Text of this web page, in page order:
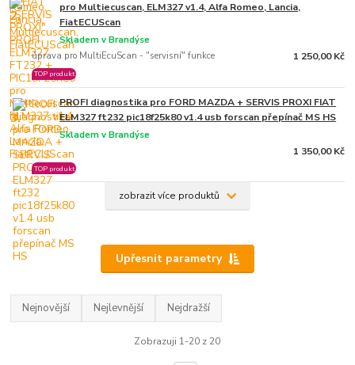
2.
pro Multiecuscan, ELM327 v1.4, Alfa Romeo, Lancia,
FiatECUScan
úprava pro MultiEcuScan - "servisní" funkce
Skladem v Brandýse
TOP produkt
1 250,00 Kč
3.
PROFI diagnostika pro FORD MAZDA + SERVIS PROXI FIAT
ELM327 ft232 pic18f25k80 v1.4 usb forscan přepínač MS HS
Skladem v Brandýse
TOP produkt
1 350,00 Kč
zobrazit více produktů
Upřesnit parametry
Nejnovější Nejlevnější Nejdražší
Zobrazuji 1-20 z 20